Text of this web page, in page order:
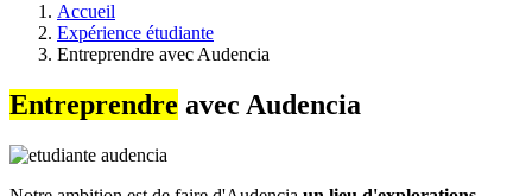
d'Ariane
Accueil
Expérience étudiante
Entreprendre avec Audencia
Entreprendre avec Audencia